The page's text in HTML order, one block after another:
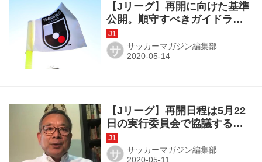
【Jリーグ】再開に向けた基準
公開。順守すべきガイドライ
ン案を策定
サ サッカーマガジン編集部
【Jリーグ】再開日程は5月22
日の実行委員会で協議する方
向
サ サッカーマガジン編集部